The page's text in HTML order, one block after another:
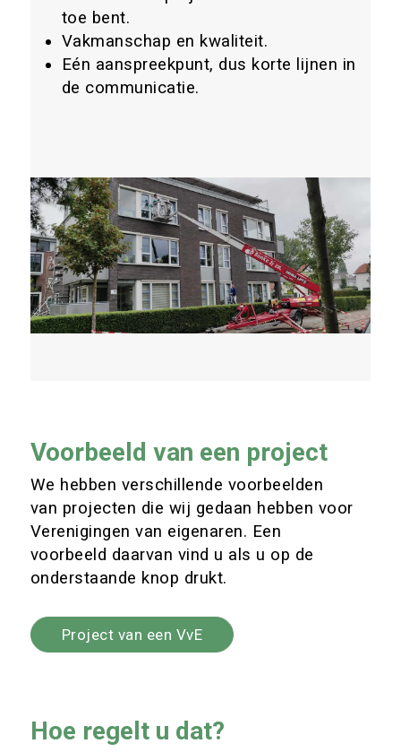
toe bent.
Vakmanschap en kwaliteit.
Eén aanspreekpunt, dus korte lijnen in
de communicatie.
Voorbeeld van een project
We hebben verschillende voorbeelden
van projecten die wij gedaan hebben voor
Verenigingen van eigenaren. Een
voorbeeld daarvan vind u als u op de
onderstaande knop drukt.
Project van een VvE
Hoe regelt u dat?